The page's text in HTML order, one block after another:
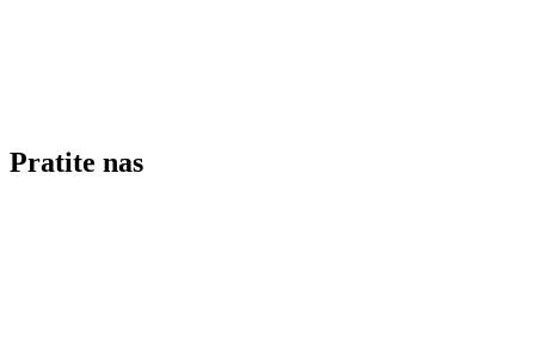
Pratite nas